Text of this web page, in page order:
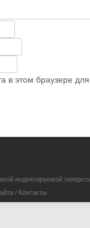
в этом браузере
индексируемой
/ Контакты